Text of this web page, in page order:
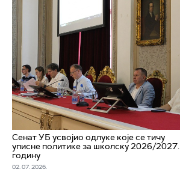
Сенат УБ усвојио одлуке које се тичу
уписне политике за школску 2026/2027.
годину
02. 07. 2026.